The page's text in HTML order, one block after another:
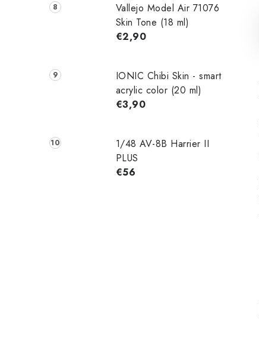
Vallejo Model Air 71076
Skin Tone (18 ml)
€2,90
IONIC Chibi Skin - smart
acrylic color (20 ml)
€3,90
1/48 AV-8B Harrier II
PLUS
€56